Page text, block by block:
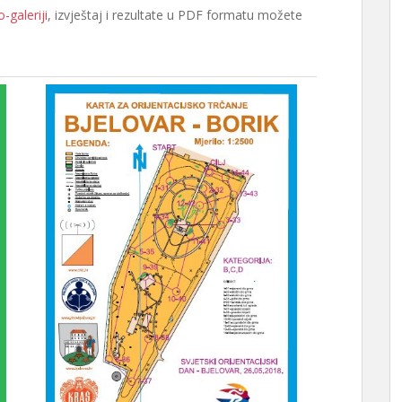
galeriji, izvještaj i rezultate u PDF formatu možete